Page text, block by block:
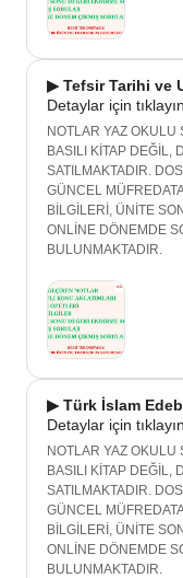
▶ Tefsir Tarihi ve
Detaylar için
NOTLAR YAZ OKULU
BASILI KİTAP DEĞİL,
SATILMAKTADIR.
GÜNCEL
BİLGİLERİ, ÜNİTE
ONLİNE DÖNEMDE
BULUNMAKTADIR.
▶ Türk İslam
Detaylar için
NOTLAR YAZ OKULU
BASILI KİTAP DEĞİL,
SATILMAKTADIR.
GÜNCEL
BİLGİLERİ, ÜNİTE
ONLİNE DÖNEMDE
BULUNMAKTADIR.